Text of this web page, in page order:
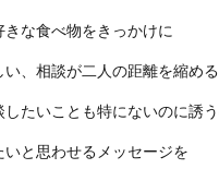
彼氏がいる女性の特徴！社会
自分にはなかなか彼氏ができないの
いる人もいるの...
な食べ物をきっかけに
、相談が二人の距離を縮める
たいことも特にないのに誘
と思わせるメッセージを